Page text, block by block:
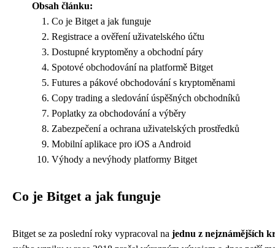
Obsah článku:
Co je Bitget a jak funguje
Registrace a ověření uživatelského účtu
Dostupné kryptoměny a obchodní páry
Spotové obchodování na platformě Bitget
Futures a pákové obchodování s kryptoměnami
Copy trading a sledování úspěšných obchodníků
Poplatky za obchodování a výběry
Zabezpečení a ochrana uživatelských prostředků
Mobilní aplikace pro iOS a Android
Výhody a nevýhody platformy Bitget
Co je Bitget a jak funguje
Bitget se za poslední roky vypracoval na jednu z nejznámějších